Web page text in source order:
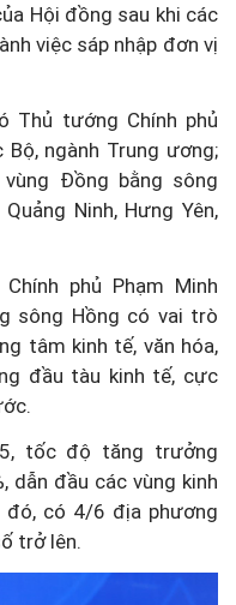
Hội đồng sau khi các
việc sáp nhập đơn vị
Thủ tướng Chính phủ
Bộ, ngành Trung ương;
Đồng bằng sông
Ninh, Hưng Yên,
phủ Phạm Minh
sông Hồng có vai trò
tâm kinh tế, văn hóa,
đầu tàu kinh tế, cực
tốc độ tăng trưởng
dẫn đầu các vùng kinh
có 4/6 địa phương
trở lên.